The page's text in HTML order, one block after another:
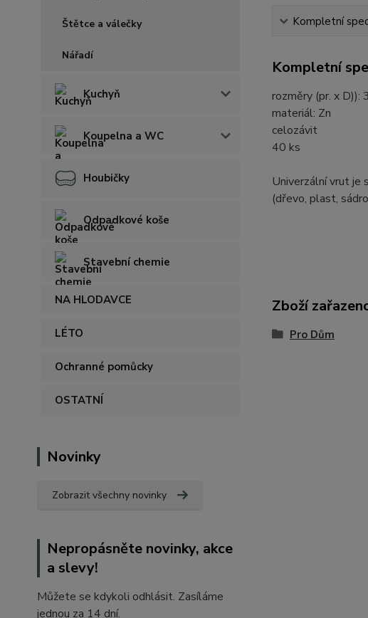
Štětce a válečky
Nářadí
Kuchyň
Koupelna a WC
Houbičky
Odpadkové koše
Stavební chemie
NA HLODAVCE
LÉTO
Ochranné pomůcky
OSTATNÍ
Novinky
Zobrazit všechny novinky
Nepropásněte novinky, akce
a slevy!
Můžete se kdykoli odhlásit. Zasíláme
jednou za 14 dní.
Kompletní
Kompletní
rozměry (pr. x D)):
materiál: Zn
celozávit
40 ks
Univerzální vrut je
(dřevo, plast,
Zboží
Pro Dům